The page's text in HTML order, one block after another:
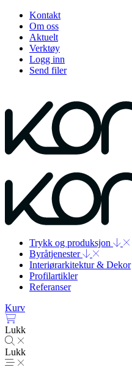
Kontakt
Om oss
Aktuelt
Verktøy
Logg inn
Send filer
Trykk og produksjon
Byråtjenester
Interiørarkitektur & Dekor
Profilartikler
Referanser
Kurv
Lukk
Lukk